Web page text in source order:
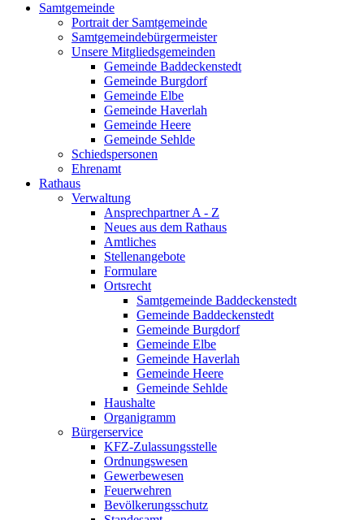
Samtgemeinde
Portrait der Samtgemeinde
Samtgemeindebürgermeister
Unsere Mitgliedsgemeinden
Gemeinde Baddeckenstedt
Gemeinde Burgdorf
Gemeinde Elbe
Gemeinde Haverlah
Gemeinde Heere
Gemeinde Sehlde
Schiedspersonen
Ehrenamt
Rathaus
Verwaltung
Ansprechpartner A - Z
Neues aus dem Rathaus
Amtliches
Stellenangebote
Formulare
Ortsrecht
Samtgemeinde Baddeckenstedt
Gemeinde Baddeckenstedt
Gemeinde Burgdorf
Gemeinde Elbe
Gemeinde Haverlah
Gemeinde Heere
Gemeinde Sehlde
Haushalte
Organigramm
Bürgerservice
KFZ-Zulassungsstelle
Ordnungswesen
Gewerbewesen
Feuerwehren
Bevölkerungsschutz